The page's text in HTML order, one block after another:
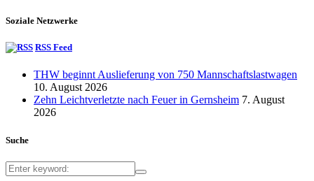
Soziale Netzwerke
RSS Feed
THW beginnt Auslieferung von 750 Mannschaftslastwagen
10. August 2026
Zehn Leichtverletzte nach Feuer in Gernsheim 7. August
2026
Suche